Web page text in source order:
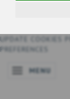
UPDATE COOKIES
PREFERENCES
NAVIGATIE
MENU